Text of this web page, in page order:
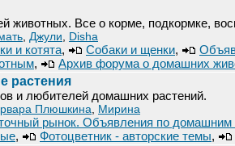
животных. Все о корме, подкормке,
Джули Disha
и котята, Собаки и щенки,
, Архив форума о домашних
растения
и любителей домашних растений.
Плюшкина Мирина
рынок. Объявления по домашним
, Фотоцветник - авторские темы,